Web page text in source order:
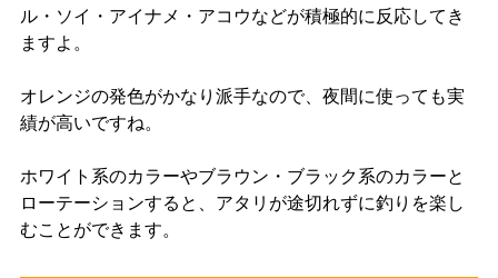
ル・ソイ・アイナメ・アコウなどが積極的に反応してき
ますよ。
オレンジの発色がかなり派手なので、夜間に使っても実
績が高いですね。
ホワイト系のカラーやブラウン・ブラック系のカラーと
ローテーションすると、アタリが途切れずに釣りを楽し
むことができます。